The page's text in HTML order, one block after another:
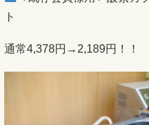
ト
通常4,378円→2,189円！！